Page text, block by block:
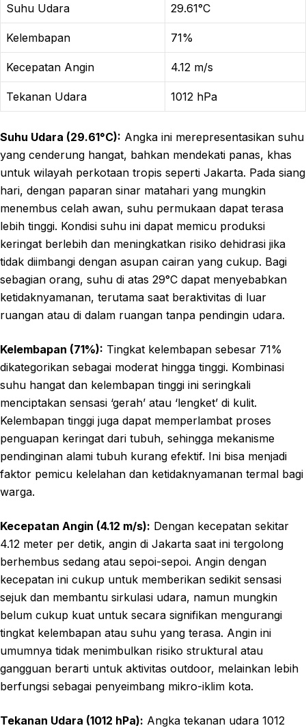
Suhu Udara 29.61°C
Kelembapan 71%
Kecepatan Angin 4.12 m/s
Tekanan Udara 1012 hPa
Suhu Udara (29.61°C): Angka ini merepresentasikan suhu
yang cenderung hangat, bahkan mendekati panas, khas
untuk wilayah perkotaan tropis seperti Jakarta. Pada siang
hari, dengan paparan sinar matahari yang mungkin
menembus celah awan, suhu permukaan dapat terasa
lebih tinggi. Kondisi suhu ini dapat memicu produksi
keringat berlebih dan meningkatkan risiko dehidrasi jika
tidak diimbangi dengan asupan cairan yang cukup. Bagi
sebagian orang, suhu di atas 29°C dapat menyebabkan
ketidaknyamanan, terutama saat beraktivitas di luar
ruangan atau di dalam ruangan tanpa pendingin udara.
Kelembapan (71%): Tingkat kelembapan sebesar 71%
dikategorikan sebagai moderat hingga tinggi. Kombinasi
suhu hangat dan kelembapan tinggi ini seringkali
menciptakan sensasi ‘gerah’ atau ‘lengket’ di kulit.
Kelembapan tinggi juga dapat memperlambat proses
penguapan keringat dari tubuh, sehingga mekanisme
pendinginan alami tubuh kurang efektif. Ini bisa menjadi
faktor pemicu kelelahan dan ketidaknyamanan termal bagi
warga.
Kecepatan Angin (4.12 m/s): Dengan kecepatan sekitar
4.12 meter per detik, angin di Jakarta saat ini tergolong
berhembus sedang atau sepoi-sepoi. Angin dengan
kecepatan ini cukup untuk memberikan sedikit sensasi
sejuk dan membantu sirkulasi udara, namun mungkin
belum cukup kuat untuk secara signifikan mengurangi
tingkat kelembapan atau suhu yang terasa. Angin ini
umumnya tidak menimbulkan risiko struktural atau
gangguan berarti untuk aktivitas outdoor, melainkan lebih
berfungsi sebagai penyeimbang mikro-iklim kota.
Tekanan Udara (1012 hPa): Angka tekanan udara 1012